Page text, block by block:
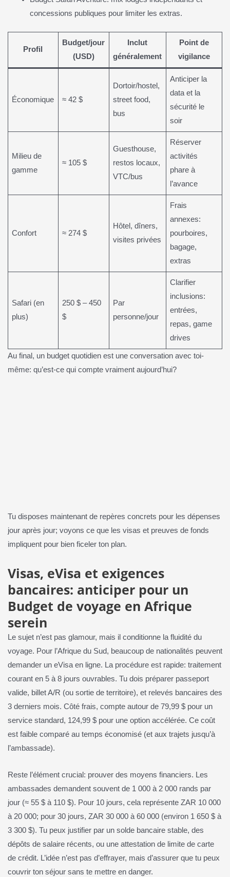
concessions publiques pour limiter les extras.
Profil
Budget/jour
(USD)
Inclut
généralement
Point de
vigilance
Économique ≈ 42 $
Dortoir/hostel,
street food,
bus
Anticiper la
data et la
sécurité le
soir
Milieu de
gamme
≈ 105 $
Guesthouse,
restos locaux,
VTC/bus
Réserver
activités
phare à
l’avance
Confort ≈ 274 $
Hôtel, dîners,
visites privées
Frais
annexes:
pourboires,
bagage,
extras
Safari (en
plus)
250 $ – 450
$
Par
personne/jour
Clarifier
inclusions:
entrées,
repas, game
drives
Au final, un budget quotidien est une conversation avec toi-
même: qu’est-ce qui compte vraiment aujourd’hui?
Tu disposes maintenant de repères concrets pour les dépenses
jour après jour; voyons ce que les visas et preuves de fonds
impliquent pour bien ficeler ton plan.
Visas, eVisa et exigences
bancaires: anticiper pour un
Budget de voyage en Afrique
serein
Le sujet n’est pas glamour, mais il conditionne la fluidité du
voyage. Pour l’Afrique du Sud, beaucoup de nationalités peuvent
demander un eVisa en ligne. La procédure est rapide: traitement
courant en 5 à 8 jours ouvrables. Tu dois préparer passeport
valide, billet A/R (ou sortie de territoire), et relevés bancaires des
3 derniers mois. Côté frais, compte autour de 79,99 $ pour un
service standard, 124,99 $ pour une option accélérée. Ce coût
est faible comparé au temps économisé (et aux trajets jusqu’à
l’ambassade).
Reste l’élément crucial: prouver des moyens financiers. Les
ambassades demandent souvent de 1 000 à 2 000 rands par
jour (≈ 55 $ à 110 $). Pour 10 jours, cela représente ZAR 10 000
à 20 000; pour 30 jours, ZAR 30 000 à 60 000 (environ 1 650 $ à
3 300 $). Tu peux justifier par un solde bancaire stable, des
dépôts de salaire récents, ou une attestation de limite de carte
de crédit. L’idée n’est pas d’effrayer, mais d’assurer que tu peux
couvrir ton séjour sans te mettre en danger.